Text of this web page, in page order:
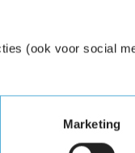
(ook voor social
Marketing